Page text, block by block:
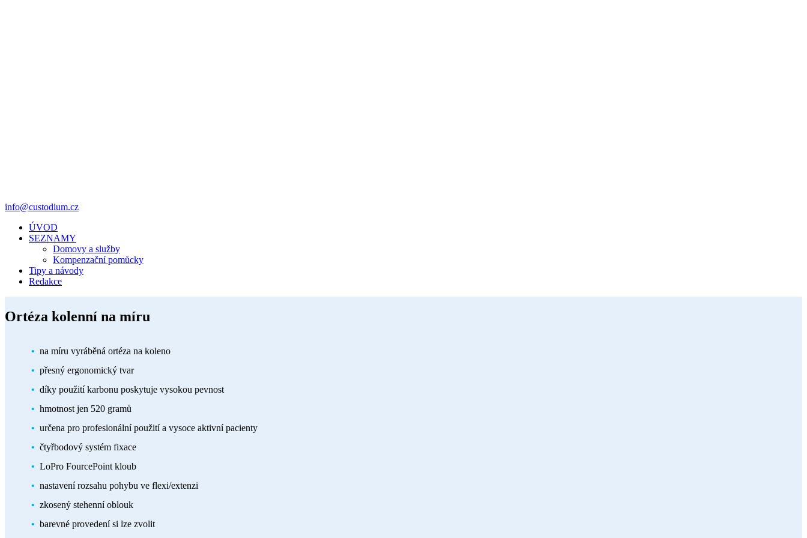
info@custodium.cz
ÚVOD
SEZNAMY
Domovy a služby
Kompenzační pomůcky
Tipy a návody
Redakce
Ortéza kolenní na míru
na míru vyráběná ortéza na koleno
přesný ergonomický tvar
díky použití karbonu poskytuje vysokou pevnost
hmotnost jen 520 gramů
určena pro profesionální použití a vysoce aktivní pacienty
čtyřbodový systém fixace
LoPro FourcePoint kloub
nastavení rozsahu pohybu ve flexi/extenzi
zkosený stehenní oblouk
barevné provedení si lze zvolit